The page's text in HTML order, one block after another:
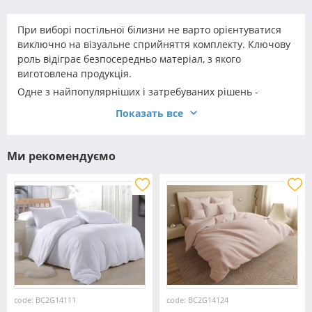
При виборі постільної білизни не варто орієнтуватися
виключно на візуальне сприйняття комплекту. Ключову
роль відіграє безпосередньо матеріал, з якого
виготовлена продукція.
Одне з найпопулярніших і затребуваних рішень -
білизна - універсальна, комфортна і практична. При
Показать все
Ми рекомендуємо
code: BC2G14111 code: BC2G14124